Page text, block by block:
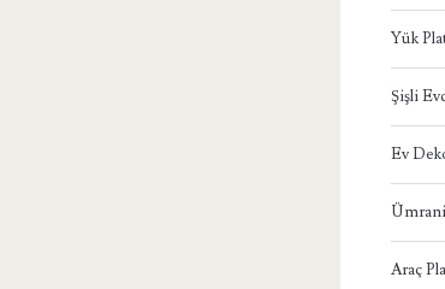
Yük
Şişli
Ev
Araç